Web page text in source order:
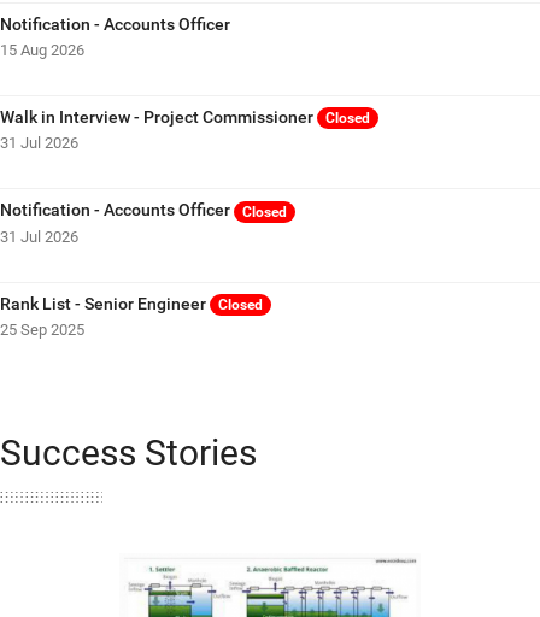
Notification - Accounts Officer
15 Aug 2026
Walk in Interview - Project Commissioner Closed
31 Jul 2026
Notification - Accounts Officer Closed
31 Jul 2026
Rank List - Senior Engineer Closed
25 Sep 2025
Success Stories